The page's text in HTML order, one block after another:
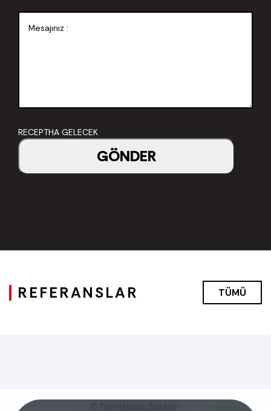
RECEPTHA GELECEK
GÖNDER
REFERANSLAR TÜMÜ